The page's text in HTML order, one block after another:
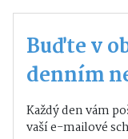
Buďte v
denním
Každý den vám
vaší e-mailové